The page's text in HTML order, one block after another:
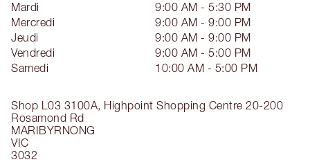
Shop L03 3100A, Highpoint Shopping Centre 20-200
Rosamond Rd
MARIBYRNONG
VIC
3032
Mardi
9:00 AM - 5:30 PM
Mercredi
9:00 AM - 9:00 PM
Jeudi
9:00 AM - 9:00 PM
Vendredi
9:00 AM - 5:00 PM
Samedi
10:00 AM - 5:00 PM